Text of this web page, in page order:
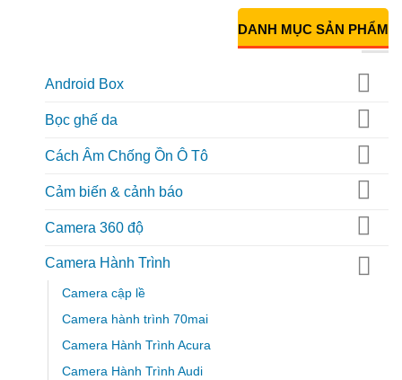
DANH MỤC SẢN PHẨM
Android Box
Bọc ghế da
Cách Âm Chống Ồn Ô Tô
Cảm biến & cảnh báo
Camera 360 độ
Camera Hành Trình
Camera cập lề
Camera hành trình 70mai
Camera Hành Trình Acura
Camera Hành Trình Audi